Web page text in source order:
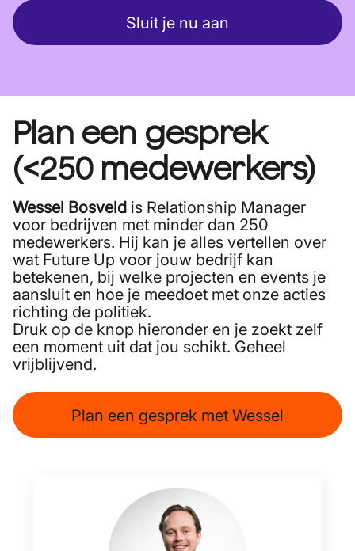
Sluit je nu aan
Plan een gesprek
(<250 medewerkers)
Wessel Bosveld is Relationship Manager
voor bedrijven met minder dan 250
medewerkers. Hij kan je alles vertellen over
wat Future Up voor jouw bedrijf kan
betekenen, bij welke projecten en events je
aansluit en hoe je meedoet met onze acties
richting de politiek.
Druk op de knop hieronder en je zoekt zelf
een moment uit dat jou schikt. Geheel
vrijblijvend.
Plan een gesprek met Wessel